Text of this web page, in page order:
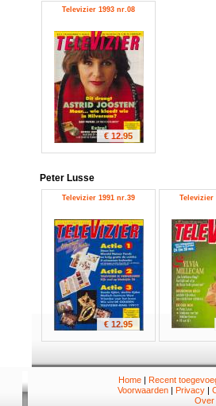
Televizier 1993 nr.08
€ 12.95
Peter Lusse
Televizier 1991 nr.39
€ 12.95
Televizier
Home| Recent
Voorwaarden | Privacy |
Over